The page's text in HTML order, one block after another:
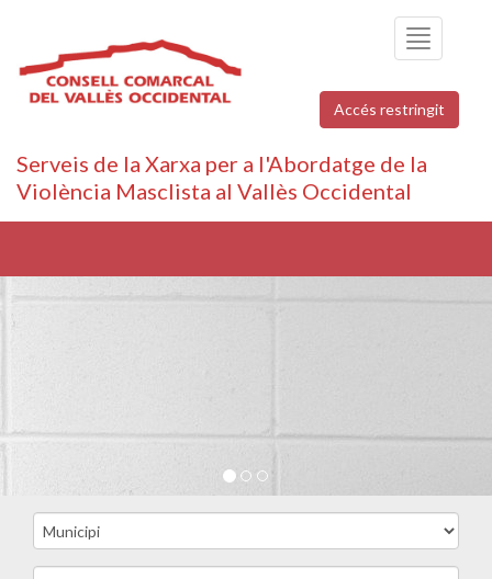
Toggle
navigation
Accés restringit
Serveis de la Xarxa per a l'Abordatge de la
Violència Masclista al Vallès Occidental